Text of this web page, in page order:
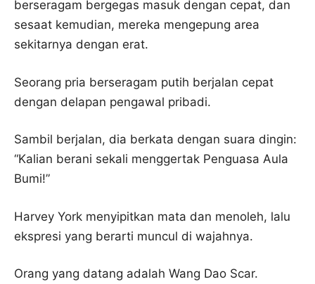
berseragam bergegas masuk dengan cepat, dan
sesaat kemudian, mereka mengepung area
sekitarnya dengan erat.
Seorang pria berseragam putih berjalan cepat
dengan delapan pengawal pribadi.
Sambil berjalan, dia berkata dengan suara dingin:
“Kalian berani sekali menggertak Penguasa Aula
Bumi!”
Harvey York menyipitkan mata dan menoleh, lalu
ekspresi yang berarti muncul di wajahnya.
Orang yang datang adalah Wang Dao Scar.